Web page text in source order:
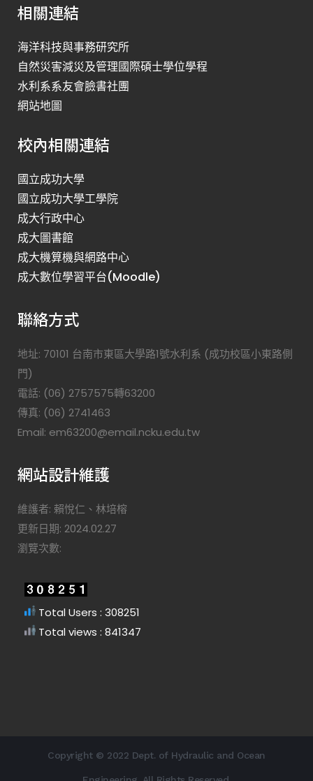
相關連結
海洋科技與事務研究所
自然災害減災及管理國際碩士學位學程
水利系系友會臉書社團
網站地圖
校內相關連結
國立成功大學
國立成功大學工學院
成大行政中心
成大圖書館
成大機算機與網路中心
成大數位學習平台(Moodle)
聯絡方式
地址: 70101 台南市東區大學路1號水利系 (成功校區小東路側
門)
電話: (06) 2757575轉63200
傳真: (06) 2741463
Email: em63200@email.ncku.edu.tw
網站設計維護
維護者: 賴悅仁、林培榕
更新日期: 2024.02.27
瀏覽次數:
Total Users : 308251
Total views : 841347
Copyright © 2022 Dept. of Hydraulic and Ocean